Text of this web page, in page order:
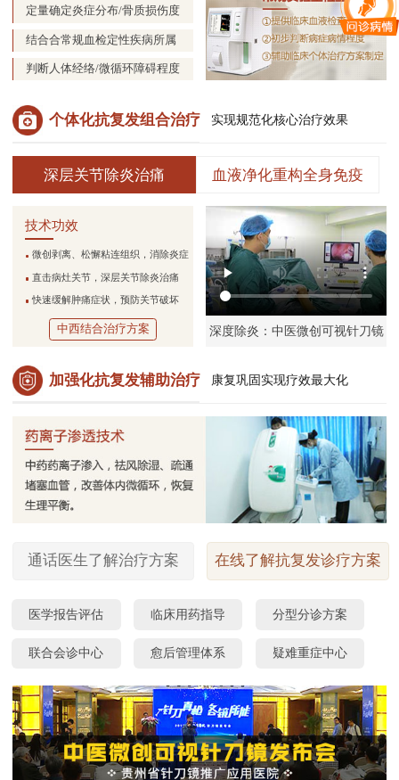
定量确定炎症分布/骨质损伤度
结合合常规血检定性疾病所属
判断人体经络/微循环障碍程度
个体化抗复发组合治疗 实现规范化核心治疗效果
深层关节除炎治痛 血液净化重构全身免疫
技术功效
微创剥离、松懈粘连组织，消除炎症
直击病灶关节，深层关节除炎治痛
快速缓解肿痛症状，预防关节破坏
中西结合治疗方案 深度除炎：中医微创可视针刀镜
加强化抗复发辅助治疗 康复巩固实现疗效最大化
通话医生了解治疗方案 在线了解抗复发诊疗方案
医学报告评估 临床用药指导 分型分诊方案
联合会诊中心 愈后管理体系 疑难重症中心